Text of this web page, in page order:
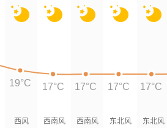
西风 西南风 西南风 东北风 东北风
19°C 17°C 17°C 17°C 17°C